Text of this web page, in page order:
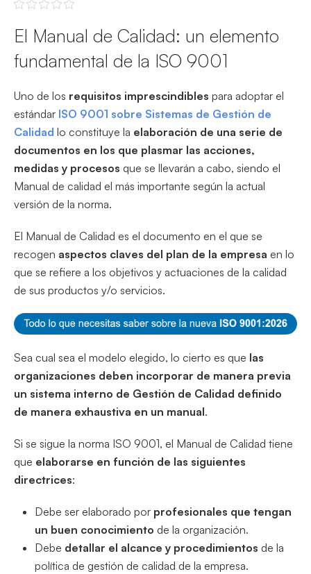
El Manual de Calidad: un elemento
fundamental de la ISO 9001
Uno de los requisitos imprescindibles para adoptar el
estándar ISO 9001 sobre Sistemas de Gestión de
Calidad lo constituye la elaboración de una serie de
documentos en los que plasmar las acciones,
medidas y procesos que se llevarán a cabo, siendo el
Manual de calidad el más importante según la actual
versión de la norma.
El Manual de Calidad es el documento en el que se
recogen aspectos claves del plan de la empresa en lo
que se refiere a los objetivos y actuaciones de la calidad
de sus productos y/o servicios.
Sea cual sea el modelo elegido, lo cierto es que las
organizaciones deben incorporar de manera previa
un sistema interno de Gestión de Calidad definido
de manera exhaustiva en un manual.
Si se sigue la norma ISO 9001, el Manual de Calidad tiene
que elaborarse en función de las siguientes
directrices:
Debe ser elaborado por profesionales que tengan
un buen conocimiento de la organización.
Debe detallar el alcance y procedimientos de la
política de gestión de calidad de la empresa.